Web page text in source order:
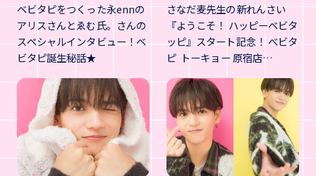
ベビタピをつくった永ennの
アリスさんとゑむ氏。さんの
スペシャルインタビュー！ベ
ビタピ誕生秘話★
さなだ麦先生の新れんさい
『ようこそ！ ハッピーベビタ
ッピ』スタート記念！ べビタ
ピ トーキョー 原宿店…